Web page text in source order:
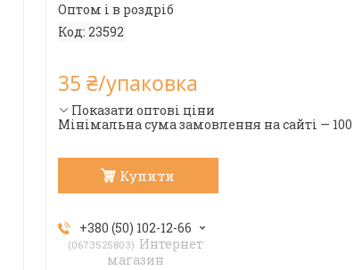
Оптом і в роздріб
Код: 23592
35 ₴/упаковка
Показати оптові ціни
Мінімальна сума замовлення на сайті — 100
Купити
+380 (50) 102-12-66
0673525803
Интернет
магазин